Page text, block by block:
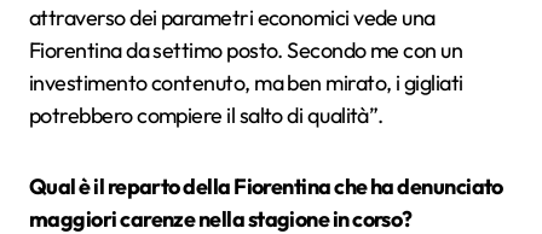
attraverso dei parametri economici vede una
Fiorentina da settimo posto. Secondo me con un
investimento contenuto, ma ben mirato, i gigliati
potrebbero compiere il salto di qualità”.
Qual è il reparto della Fiorentina che ha denunciato
maggiori carenze nella stagione in corso?